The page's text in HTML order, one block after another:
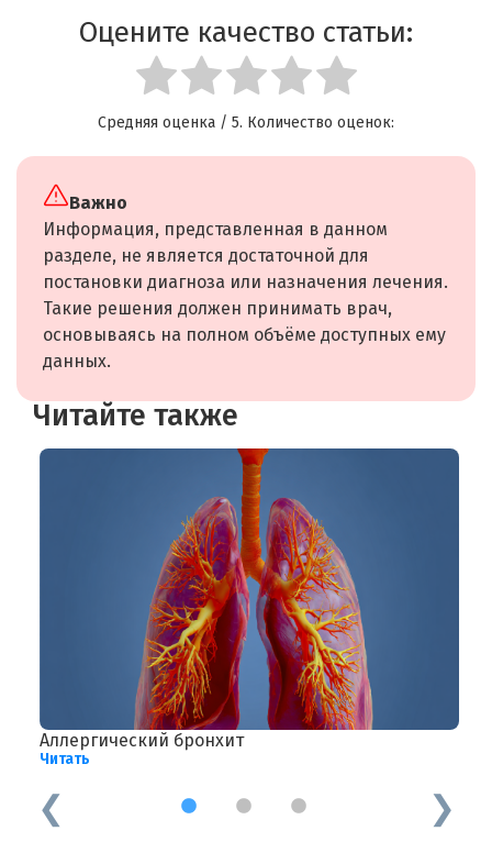
Оцените качество статьи:
Средняя оценка / 5. Количество оценок:
Важно
Информация, представленная в данном
разделе, не является достаточной для
постановки диагноза или назначения лечения.
Такие решения должен принимать врач,
основываясь на полном объёме доступных ему
данных.
Читайте также
Аллергический бронхит
Читать
1 2 3